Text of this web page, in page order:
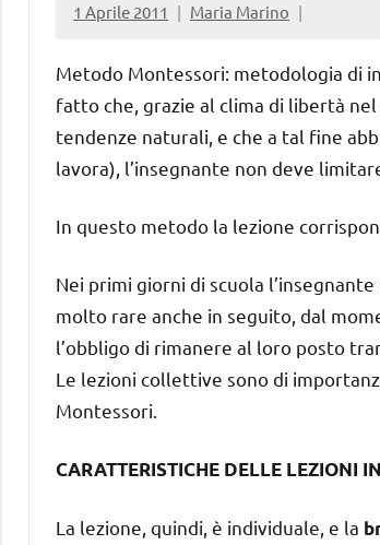
1 Aprile 2011 Maria Marino
Metodo Montessori: metodologia di
fatto che, grazie al clima di libertà
tendenze naturali, e che a tal fine
lavora), l’insegnante non deve
In questo metodo la lezione
Nei primi giorni di scuola
molto rare anche in seguito, dal
l’obbligo di rimanere al loro posto
Le lezioni collettive sono di
Montessori.
CARATTERISTICHE DELLE
La lezione, quindi, è individuale, e la